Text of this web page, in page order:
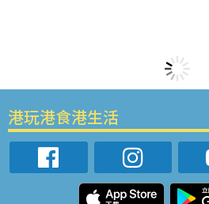
港玩港食港生活